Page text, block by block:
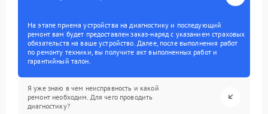
На этапе приема устройства на диагностику и последующий
ремонт вам будет предоставлен заказ-наряд с указанием страховых
обязательств на ваше устройство. Далее, после выполнения работ
по ремонту техники, вы получите акт выполненных работ и
гарантийный талон.
Я уже знаю в чем неисправность и какой
ремонт необходим. Для чего проводить
диагностику?